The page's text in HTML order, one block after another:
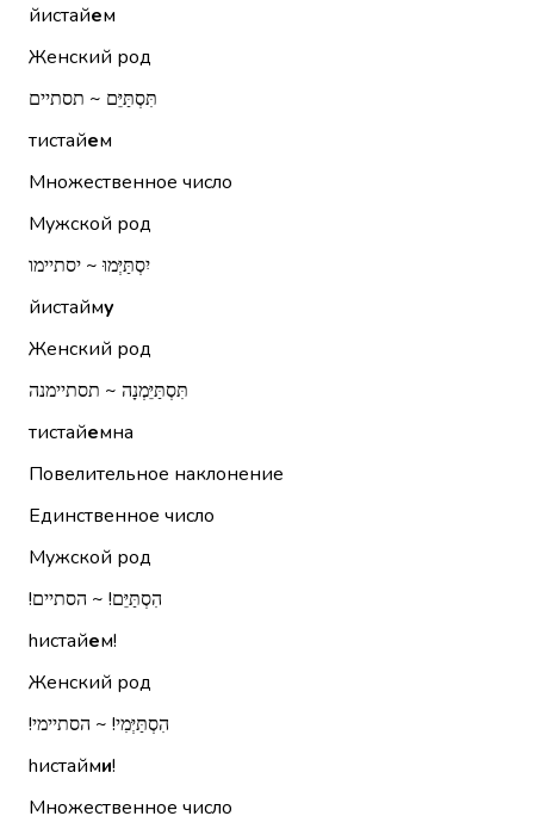
йистайем
Женский род
תִּסְתַּיֵּם ~ תסתיים
тистайем
Множественное число
Мужской род
יִסְתַּיְּמוּ ~ יסתיימו
йистайму
Женский род
תִּסְתַּיֵּמְנָה ~ תסתיימנה
тистайемна
Повелительное наклонение
Единственное число
Мужской род
הִסְתַּיֵּם!‏ ~ הסתיים!‏
hистайем!
Женский род
הִסְתַּיְּמִי!‏ ~ הסתיימי!‏
hистайми!
Множественное число